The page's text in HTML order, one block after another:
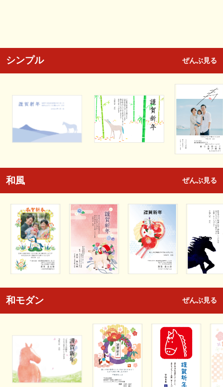
シンプル ぜんぶ見る
和風 ぜんぶ見る
和モダン ぜんぶ見る